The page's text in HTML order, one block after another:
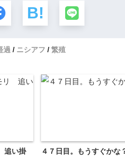
過 ニシアフ 繁殖
追い掛
４７日目。もうすぐかな